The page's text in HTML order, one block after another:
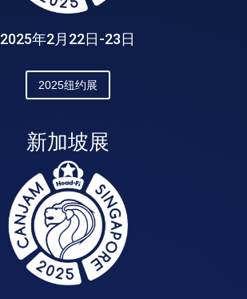
2025年2月22日-23日
2025纽约展
新加坡展